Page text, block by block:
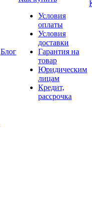
Блог
Условия
оплаты
Условия
доставки
Гарантия на
товар
Юридическим
лицам
Кредит,
рассрочка